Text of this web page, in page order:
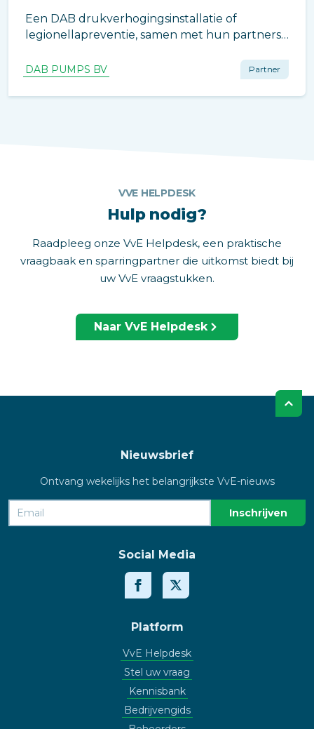
Een DAB drukverhogingsinstallatie of
legionellapreventie, samen met hun partners
tot Z.
DAB PUMPS BV Partner
VVE HELPDESK
Hulp nodig?
Raadpleeg onze VvE Helpdesk, een praktische
vraagbaak en sparringpartner die uitkomst biedt bij
uw VvE vraagstukken.
Naar VvE Helpdesk
Nieuwsbrief
Ontvang wekelijks het belangrijkste VvE-nieuws
Social Media
Platform
VvE Helpdesk
Stel uw vraag
Kennisbank
Bedrijvengids